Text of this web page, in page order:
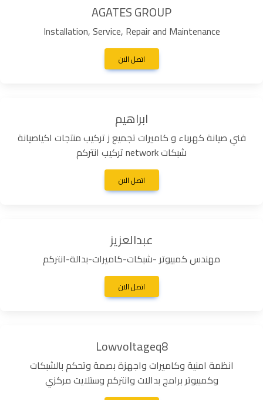
AGATES GROUP
Installation, Service, Repair and Maintenance
اتصل الان
ابراهيم
فني صيانة كهرباء و كاميرات تجميع ز تركيب منتجات اكياصيانة
شبكات network تركيب انتركم
اتصل الان
عبدالعزيز
مهندس كمبيوتر -شبكات-كاميرات-بدالة-انتركم
اتصل الان
Lowvoltageq8
انظمة امنية وكاميرات واجهزة بصمة وتحكم بالشبكات
وكمبيوتر برامج بدالات وانتركم وستلايت مركزي